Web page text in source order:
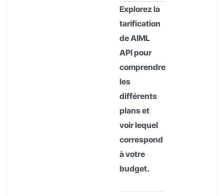
Explorez la
tarification
de AIML
API pour
comprendre
les
différents
plans et
voir lequel
correspond
à votre
budget.